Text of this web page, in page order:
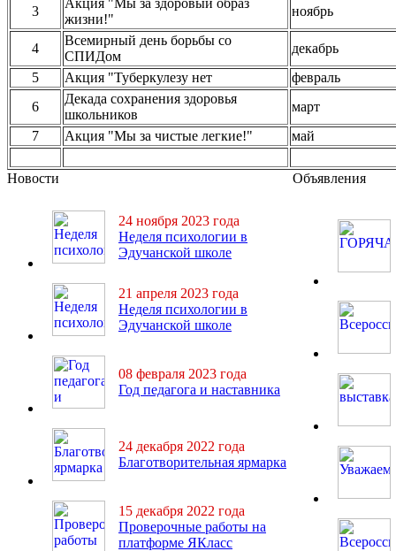
3
жизни!"
ноябрь
4
Всемирный день борьбы со
СПИДом
декабрь
5
Акция "Туберкулезу нет
февраль
6
Декада сохранения здоровья
школьников
март
7
Акция "Мы за чистые легкие!" май
Новости
24 ноября 2023 года
Неделя психологии в
Эдучанской школе
21 апреля 2023 года
Неделя психологии в
Эдучанской школе
08 февраля 2023 года
Год педагога и наставника
24 декабря 2022 года
Благотворительная ярмарка
15 декабря 2022 года
Проверочные работы на
платформе ЯКласс
Объявления